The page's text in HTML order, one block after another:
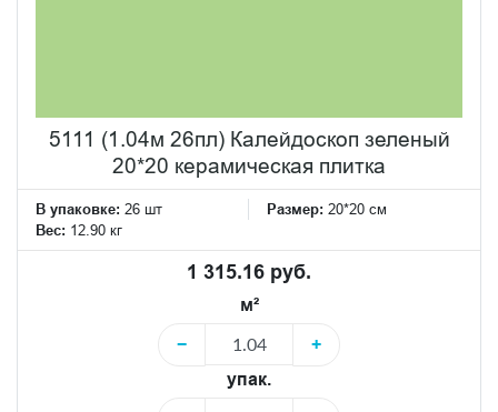
5111 (1.04м 26пл) Калейдоскоп зеленый
20*20 керамическая плитка
В упаковке: 26 шт Размер: 20*20 см
Вес: 12.90 кг
1 315.16 руб.
м²
−
+
упак.